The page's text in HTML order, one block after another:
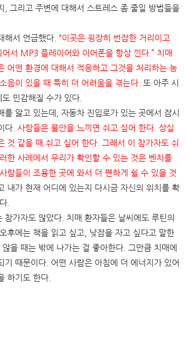
, 그리고 주변에 대해서 스트레스 좀 줄일 방법들을
해서 언급했다. “이곳은 굉장히 번잡한 거리이고
서 MP3플레이어와 이어폰을 항상 낀다 .” 치매
어떤 환경에 대해서 적응하고 그것을 처리하는 능
소음이 있을 때 특히 더 어려움을 겪는다 또 아주 시
민감해질 수가 있다.
를 앓고 있는데, 자동차 진입로가 있는 곳에서 잠시
다.사람들은 불안을 느끼면 쉬고 싶어 한다 .상실
것 같을 때 쉬고 싶어 한다
그래서 이 참가자도 쉬
한 사례에서 우리가 확인할 수 있는 것은 벤치를
사람들이 조용한 곳에 와서 더 편하게 쉴 수 있을 것
내가 현재 어디에 있는지 다시금 자신의 위치를 확
.
참가자도 많았다. 치매 환자들은 날씨에도 루틴의
후에는 책을 읽고 싶고, 낮잠을 자고 싶다고 말한
을 때는 밖에 나가는 걸 좋아한다. 그만큼 치매에
기 때문이다. 어떤 사람은 아침에 더 에너지가 있어
하기도 한다.